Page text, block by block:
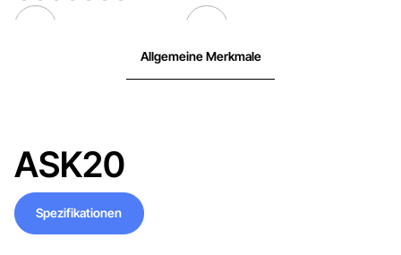
Allgemeine Merkmale
ASK20
Spezifikationen